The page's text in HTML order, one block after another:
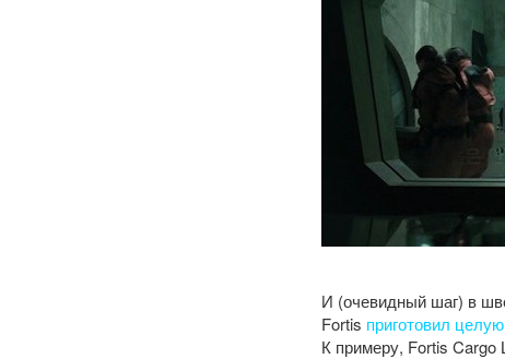
И (очевидный шаг) в
Fortis приготовил
К примеру, Fortis Cargo